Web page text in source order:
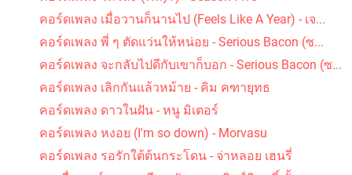
คอร์ดเพลง เมื่อวานก็นานไป (Feels Like A Year) - เจ...
คอร์ดเพลง พี่ ๆ ตัดแว่นให้หน่อย - Serious Bacon (ซ...
คอร์ดเพลง จะกลับไปดีกับเขาก็บอก - Serious Bacon (ซ...
คอร์ดเพลง เลิกกันแล้วหม้าย - คิม คฑายุทธ
คอร์ดเพลง ดาวในฝัน - หนู มิเตอร์
คอร์ดเพลง หงอย (I'm so down) - Morvasu
คอร์ดเพลง รอรักใต้ต้นกระโดน - จ่าหลอย เฮนรี่